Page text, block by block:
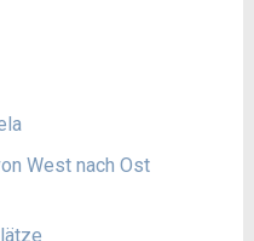
West nach Ost